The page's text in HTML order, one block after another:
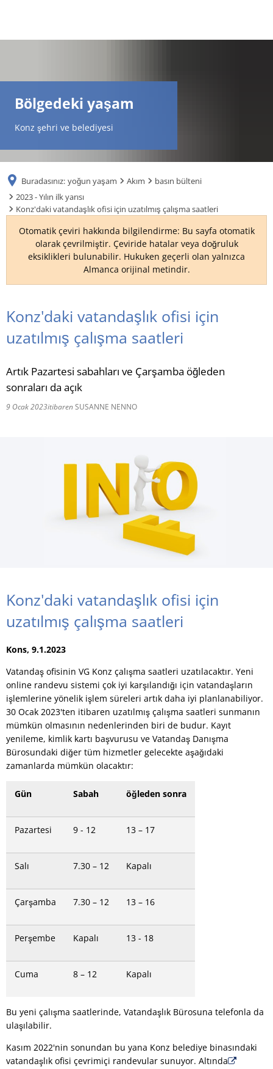
TR
UK
Bölgedeki yaşam
Konz şehri ve belediyesi
Buradasınız: yoğun yaşam Akım
basın bülteni
2023 - Yılın ilk yarısı
Konz'daki vatandaşlık ofisi için uzatılmış çalışma saatleri
Otomatik çeviri hakkında bilgilendirme: Bu sayfa otomatik
olarak çevrilmiştir. Çeviride hatalar veya doğruluk
eksiklikleri bulunabilir. Hukuken geçerli olan yalnızca
Almanca orijinal metindir.
Konz'daki vatandaşlık ofisi için
uzatılmış çalışma saatleri
Artık Pazartesi sabahları ve Çarşamba öğleden
sonraları da açık
9 Ocak 2023itibarenSUSANNE NENNO
Konz'daki vatandaşlık ofisi için
uzatılmış çalışma saatleri
Kons, 9.1.2023
Vatandaş ofisinin VG Konz çalışma saatleri uzatılacaktır. Yeni
online randevu sistemi çok iyi karşılandığı için vatandaşların
işlemlerine yönelik işlem süreleri artık daha iyi planlanabiliyor.
30 Ocak 2023'ten itibaren uzatılmış çalışma saatleri sunmanın
mümkün olmasının nedenlerinden biri de budur. Kayıt
yenileme, kimlik kartı başvurusu ve Vatandaş Danışma
Bürosundaki diğer tüm hizmetler gelecekte aşağıdaki
zamanlarda mümkün olacaktır:
Gün Sabah öğleden sonra
Pazartesi 9 - 12 13 – 17
Salı 7.30 – 12 Kapalı
Çarşamba 7.30 – 12 13 – 16
Perşembe Kapalı 13 - 18
Cuma 8 – 12 Kapalı
Bu yeni çalışma saatlerinde, Vatandaşlık Bürosuna telefonla da
ulaşılabilir.
Kasım 2022'nin sonundan bu yana Konz belediye binasındaki
vatandaşlık ofisi çevrimiçi randevular sunuyor. Altında